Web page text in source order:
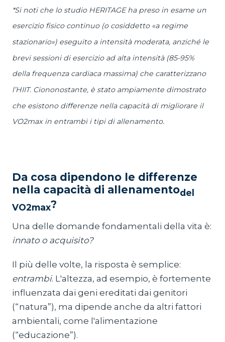
*Si noti che lo studio HERITAGE ha preso in esame un
esercizio fisico continuo (o cosiddetto «a regime
stazionario») eseguito a intensità moderata, anziché le
brevi sessioni di esercizio ad alta intensità (85-95%
della frequenza cardiaca massima) che caratterizzano
l’HIIT. Ciononostante, è stato ampiamente dimostrato
che esistono differenze nella capacità di migliorare il
VO2max in entrambi i tipi di allenamento.
Da cosa dipendono le differenze
nella capacità di allenamentodel
VO2max?
Una delle domande fondamentali della vita è:
innato o acquisito?
Il più delle volte, la risposta è semplice:
entrambi. L'altezza, ad esempio, è fortemente
influenzata dai geni ereditati dai genitori
(“natura”), ma dipende anche da altri fattori
ambientali, come l'alimentazione
(“educazione”).